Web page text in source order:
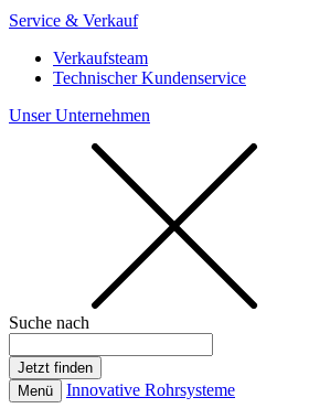
Service & Verkauf
Verkaufsteam
Technischer Kundenservice
Unser Unternehmen
Suche nach
Menü Innovative Rohrsysteme